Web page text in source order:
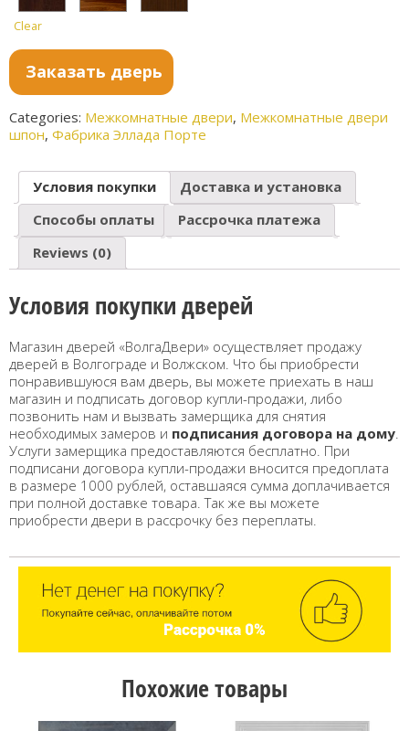
до
коньяч
натура
ро
Махаг
й
ь тон
2
Clear
Заказать дверь
Categories: Межкомнатные двери, Межкомнатные двери
шпон, Фабрика Эллада Порте
Условия покупки
Доставка и установка
Способы оплаты
Рассрочка платежа
Reviews (0)
Условия покупки дверей
Магазин дверей «ВолгаДвери» осуществляет продажу
дверей в Волгограде и Волжском. Что бы приобрести
понравившуюся вам дверь, вы можете приехать в наш
магазин и подписать договор купли-продажи, либо
позвонить нам и вызвать замерщика для снятия
необходимых замеров и подписания договора на дому
Услуги замерщика предоставляются бесплатно. При
подписани договора купли-продажи вносится предоплата
в размере 1000 рублей, оставшаяся сумма доплачивается
при полной доставке товара. Так же вы можете
приобрести двери в рассрочку без переплаты.
Похожие товары